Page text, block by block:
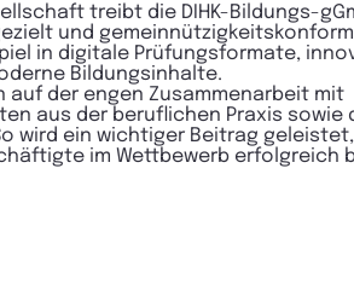
treibt die DIHK-Bildungs-
und gemeinnützigkeitskonform
in digitale Prüfungsformate,
Bildungsinhalte.
auf der engen Zusammenarbeit mit
aus der beruflichen Praxis sowie
wird ein wichtiger Beitrag
im Wettbewerb erfolgreich